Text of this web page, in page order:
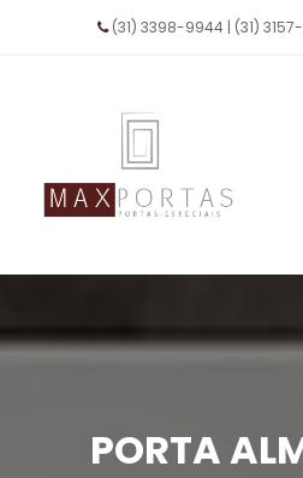
(31) 3398-9944 | (31)
PORTA